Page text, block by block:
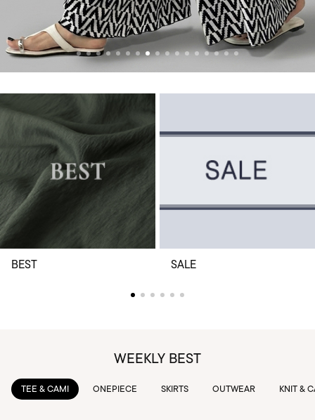
BEST SALE
WEEKLY BEST
TEE & CAMI ONEPIECE SKIRTS OUTWEAR KNIT &